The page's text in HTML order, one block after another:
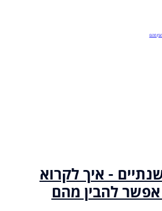
- איך לקרוא
אפשר להבין מהם